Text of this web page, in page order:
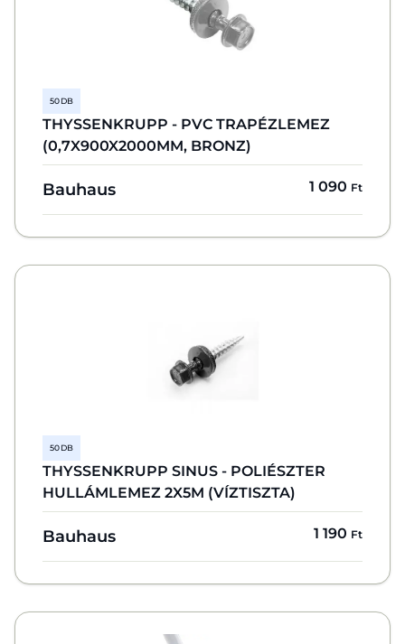
50 DB
THYSSENKRUPP - PVC TRAPÉZLEMEZ
(0,7X900X2000MM, BRONZ)
Bauhaus 1 090 Ft
50 DB
THYSSENKRUPP SINUS - POLIÉSZTER
HULLÁMLEMEZ 2X5M (VÍZTISZTA)
Bauhaus 1 190 Ft